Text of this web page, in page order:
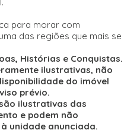
para morar com
das regiões que mais se
Histórias e Conquistas.
ilustrativas, não
do imóvel
prévio.
ilustrativas das
e podem não
unidade anunciada.